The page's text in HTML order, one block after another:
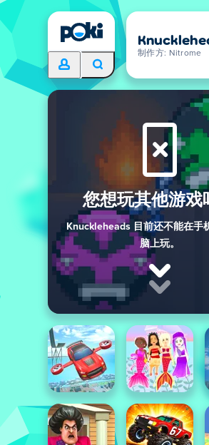
制作方: Nitrome
您想玩其他游戏
Knuckleheads 目前还不能在手
脑上玩。